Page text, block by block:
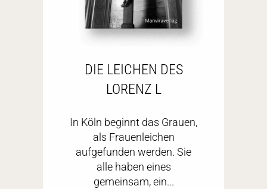
DIE LEICHEN DES
LORENZ L
In Köln beginnt das Grauen,
als Frauenleichen
aufgefunden werden. Sie
alle haben eines
gemeinsam, ein...